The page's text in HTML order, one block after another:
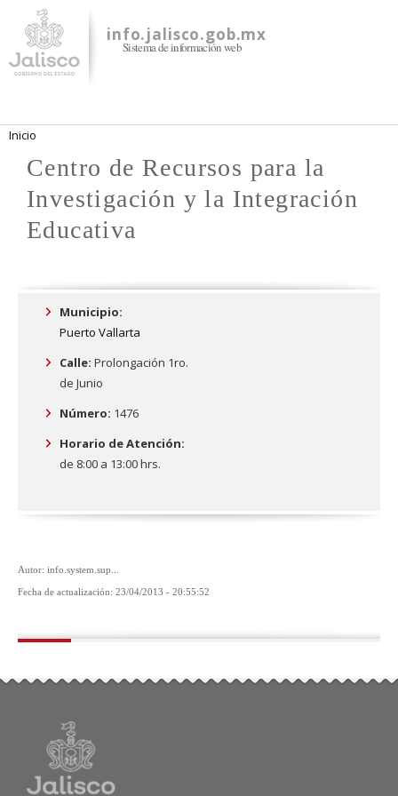
contenido
principal
info.jalisco.gob.mx
Sistema de información web
Se encuentra usted aquí
Inicio
Centro de Recursos para la
Investigación y la Integración
Educativa
Municipio:
Puerto Vallarta
Calle: Prolongación 1ro.
de Junio
Número: 1476
Horario de Atención:
de 8:00 a 13:00 hrs.
Autor: info.system.sup...
Fecha de actualización: 23/04/2013 - 20:55:52